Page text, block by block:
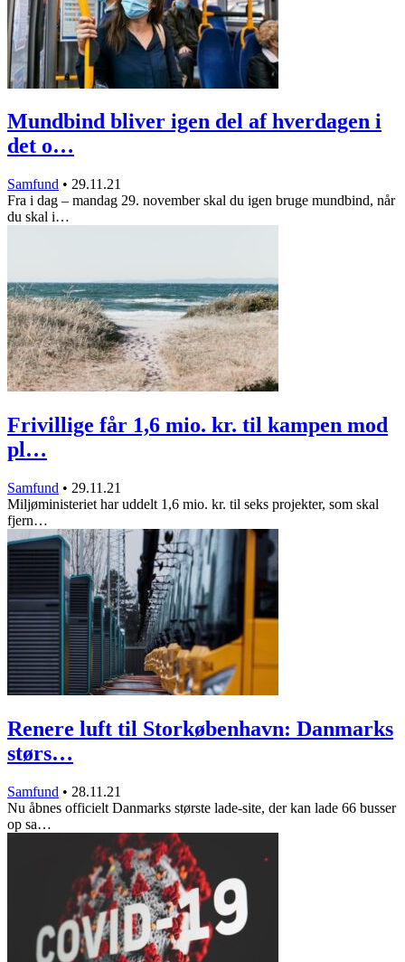
Mundbind bliver igen del af hverdagen i
det o…
Samfund • 29.11.21
Fra i dag – mandag 29. november skal du igen bruge mundbind, når
du skal i…
Frivillige får 1,6 mio. kr. til kampen mod
pl…
Samfund • 29.11.21
Miljøministeriet har uddelt 1,6 mio. kr. til seks projekter, som skal
fjern…
Renere luft til Storkøbenhavn: Danmarks
størs…
Samfund • 28.11.21
Nu åbnes officielt Danmarks største lade-site, der kan lade 66 busser
op sa…